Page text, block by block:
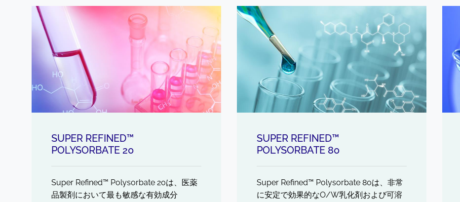
SUPER REFINED™
POLYSORBATE 20
Super Refined™ Polysorbate 20は、医薬
品製剤において最も敏感な有効成分
SUPER REFINED™
POLYSORBATE 80
Super Refined™ Polysorbate 80は、非常
に安定で効果的なO/W乳化剤および可溶